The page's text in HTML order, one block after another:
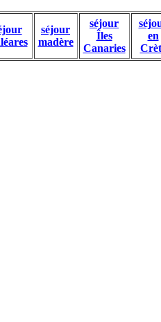
séjour
madère
séjour
Îles
Canaries
en